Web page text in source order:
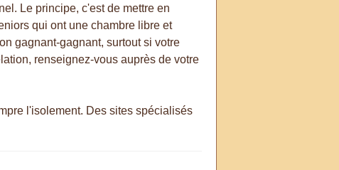
Le principe, c'est de mettre en
qui ont une chambre libre et
gagnant-gagnant, surtout si votre
renseignez-vous auprès de votre
l'isolement. Des sites spécialisés